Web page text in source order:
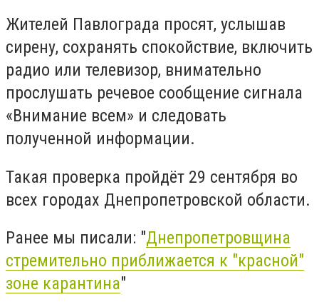
Жителей Павлограда просят, услышав
сирену, сохранять спокойствие, включить
радио или телевизор, внимательно
прослушать речевое сообщение сигнала
«Внимание всем» и следовать
полученной информации.
Такая проверка пройдёт 29 сентября во
всех городах Днепропетровской области.
Ранее мы писали: "Днепропетровщина
стремительно приближается к "красной"
зоне карантина"